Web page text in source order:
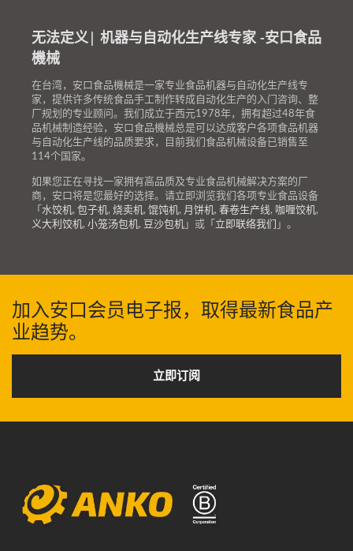
无法定义| 机器与自动化生产线专家 -安口食品
機械
在台湾，安口食品機械是一家专业食品机器与自动化生产线专
家，提供许多传统食品手工制作转成自动化生产的入门咨询、整
厂规划的专业顾问。我们成立于西元1978年，拥有超过48年食
品机械制造经验，安口食品機械总是可以达成客户各项食品机器
与自动化生产线的品质要求，目前我们食品机械设备已销售至
114个国家。
如果您正在寻找一家拥有高品质及专业食品机械解决方案的厂
商，安口将是您最好的选择。请立即浏览我们各项专业食品设备
「 水饺机, 包子机, 烧卖机, 馄饨机, 月饼机, 春卷生产线, 咖喱饺机,
义大利饺机, 小笼汤包机, 豆沙包机 」或「 立即联络我们 」。
加入安口会员电子报，取得最新食品产
业趋势。
立即订阅